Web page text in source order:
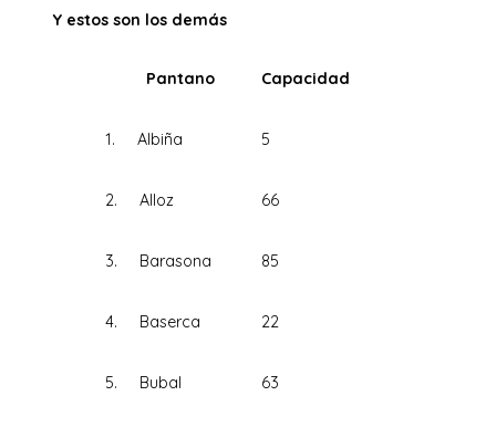
Y estos son los demás
Pantano Capacidad
1. Albiña 5
2. Alloz 66
3. Barasona 85
4. Baserca 22
5. Bubal 63